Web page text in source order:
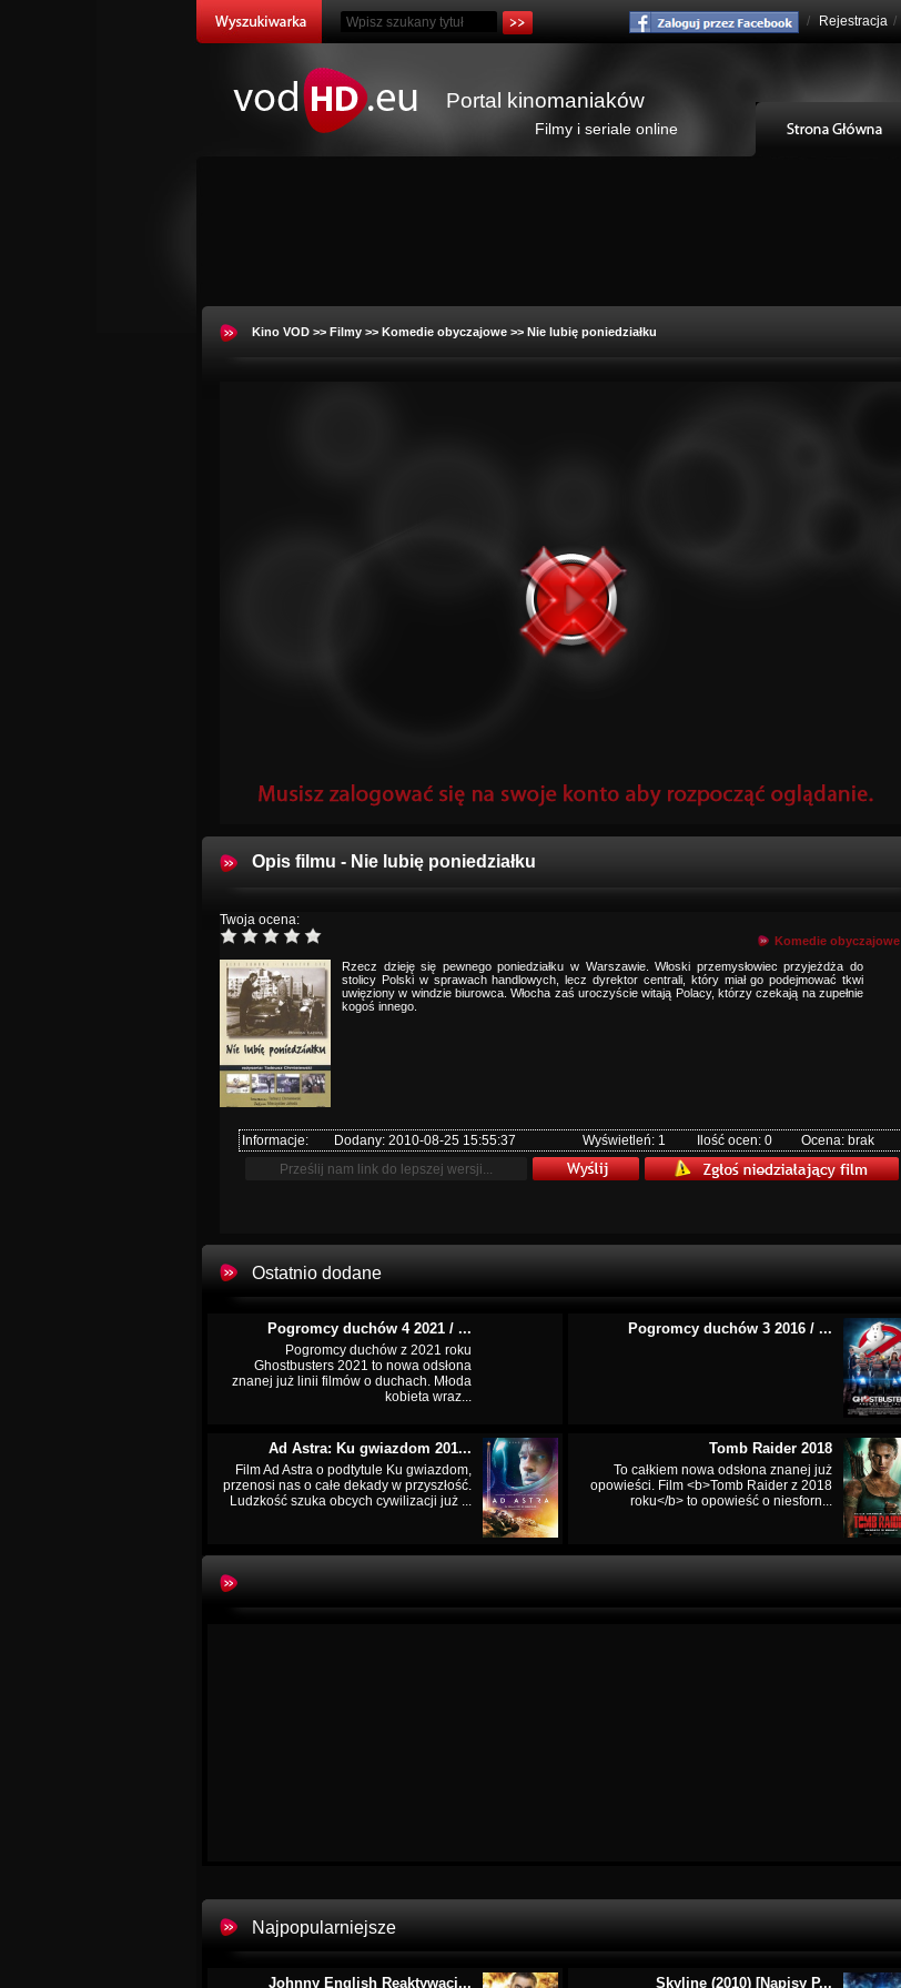
/ Rejestracja /
Portal kinomaniaków
Filmy i seriale online
Kino VOD >> Filmy >> Komedie obyczajowe >> Nie lubię poniedziałku
Opis filmu - Nie lubię poniedziałku
Twoja ocena:
Komedie obyczajowe
Rzecz dzieję się pewnego poniedziałku w Warszawie. Włoski przemysłowiec przyjeżdża do
stolicy Polski w sprawach handlowych, lecz dyrektor centrali, który miał go podejmować tkwi
uwięziony w windzie biurowca. Włocha zaś uroczyście witają Polacy, którzy czekają na zupełnie
kogoś innego.
Informacje: Dodany: 2010-08-25 15:55:37 Wyświetleń: 1 Ilość ocen: 0 Ocena: brak
Ostatnio dodane
Pogromcy duchów 4 2021 / ...
Pogromcy duchów z 2021 roku
Ghostbusters 2021 to nowa odsłona
znanej już linii filmów o duchach. Młoda
kobieta wraz...
Pogromcy duchów 3 2016 / ...
Ad Astra: Ku gwiazdom 201...
Film Ad Astra o podtytule Ku gwiazdom,
przenosi nas o całe dekady w przyszłość.
Ludzkość szuka obcych cywilizacji już ...
Tomb Raider 2018
To całkiem nowa odsłona znanej już
opowieści. Film <b>Tomb Raider z 2018
roku</b> to opowieść o niesforn...
Najpopularniejsze
Johnny English Reaktywacj... Skyline (2010) [Napisy P...